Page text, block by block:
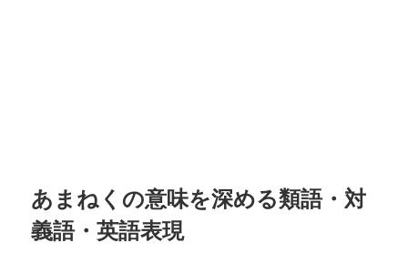
あまねくの意味を深める類語・対
義語・英語表現